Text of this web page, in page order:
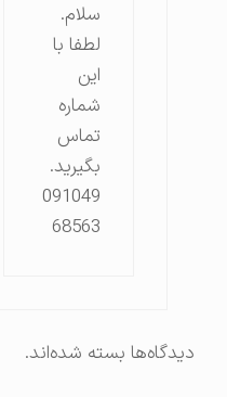
سلام.
لطفا با
شماره
تماس
بگیرید.
091049
68563
دیدگاه‌ها بسته شده‌اند.